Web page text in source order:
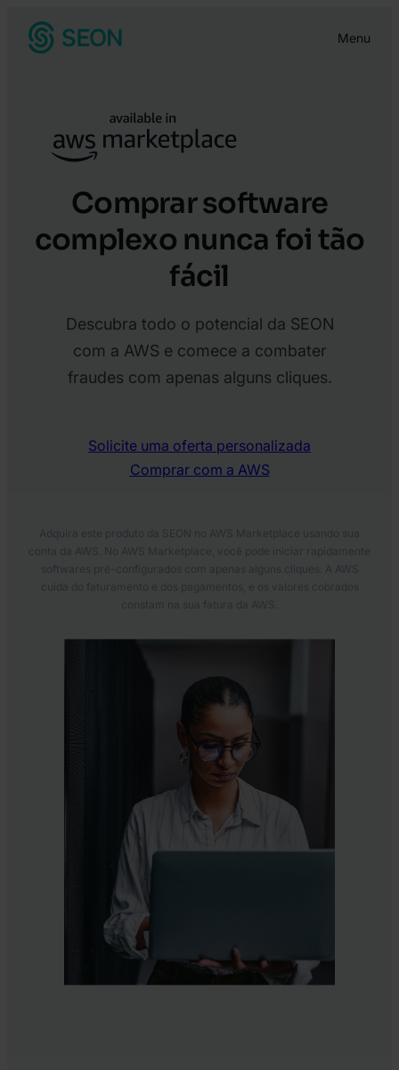
Pular
para
Menu
Comprar software
complexo nunca foi tão
fácil
Descubra todo o potencial da SEON
com a AWS e comece a combater
fraudes com apenas alguns cliques.
Solicite uma oferta personalizada
Comprar com a AWS